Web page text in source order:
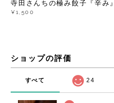
寺田さんちの極み餃子『辛み』
¥1,500
ショップの評価
すべて 24